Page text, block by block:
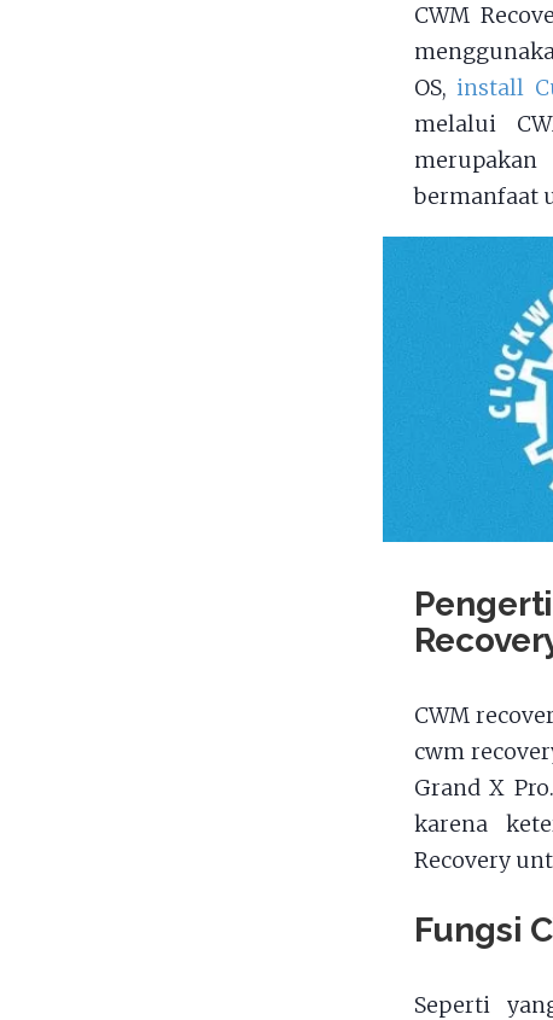
CWM
OS,install
melalui
bermanfaat
CWM
cwm
Grand X
karena
Recovery
Fungsi
Seperti